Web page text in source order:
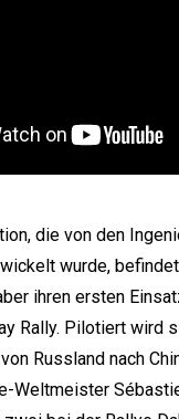
die von den
wurde,
ihren ersten
Rally. Pilotiert wird
Russland nach
Weltmeister